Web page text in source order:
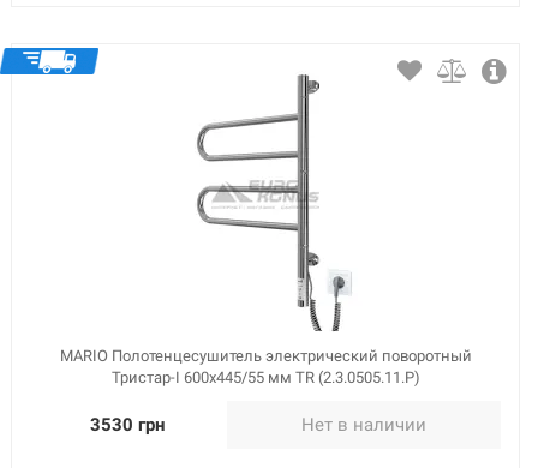
MARIO Полотенцесушитель электрический поворотный
Тристар-I 600x445/55 мм TR (2.3.0505.11.P)
3530 грн Нет в наличии